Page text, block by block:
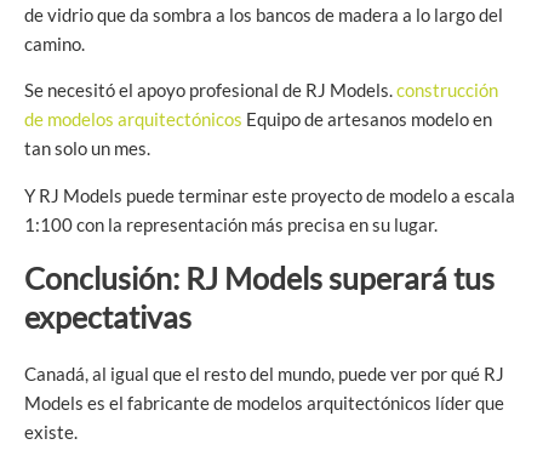
de vidrio que da sombra a los bancos de madera a lo largo del
camino.
Se necesitó el apoyo profesional de RJ Models.construcción
de modelos arquitectónicos Equipo de artesanos modelo en
tan solo un mes.
Y RJ Models puede terminar este proyecto de modelo a escala
1:100 con la representación más precisa en su lugar.
Conclusión: RJ Models superará tus
expectativas
Canadá, al igual que el resto del mundo, puede ver por qué RJ
Models es el fabricante de modelos arquitectónicos líder que
existe.